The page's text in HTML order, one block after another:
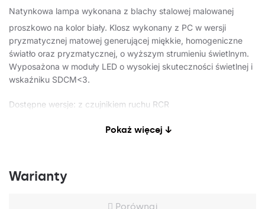
Natynkowa lampa wykonana z blachy stalowej malowanej
proszkowo na kolor biały. Klosz wykonany z PC w wersji
pryzmatycznej matowej generującej miękkie, homogeniczne
światło oraz pryzmatycznej, o wyższym strumieniu świetlnym.
Wyposażona w moduły LED o wysokiej skuteczności świetlnej i
wskaźniku SDCM<3.
Dostępne wersje: z czujnikiem ruchu RCR
Zastosowanie
Wielofunkcyjna oprawa LED przeznaczona jest do stosowania
wewnątrz budynków, w szczególności polecana do oświetlenia
Pokaż więcej ↓
Warianty
Porównaj